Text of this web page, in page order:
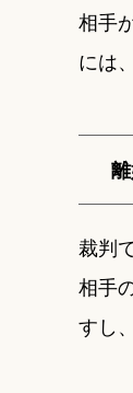
相手
には
裁判
相手
すし